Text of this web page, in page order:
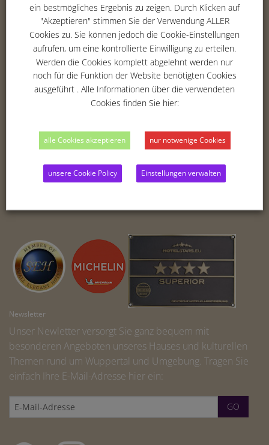
Erich-Hoepner-Ring 5
42369 Wuppertal
Tel. :02 02 - 283 354 -00
Fax : 02 02 - 283 354 -01
Email :info@parkvilla-wuppertal.de
THE HOTEL
RELAX & RECREATION
Newsletter
Unser Newletter versorgt Sie ganz bequem mit
besonderen Angeboten unseres Hauses und kulturellen
Themen rund um Wuppertal und Umgebung. Tragen Sie
einfach Ihre E-Mail-Adresse hier ein:
ein bestmögliches Ergebnis zu zeigen. Durch Klicken auf
"Akzeptieren" stimmen Sie der Verwendung ALLER
Cookies zu. Sie können jedoch die Cookie-Einstellungen
aufrufen, um eine kontrollierte Einwilligung zu erteilen.
Werden die Cookies komplett abgelehnt werden nur
noch für die Funktion der Website benötigten Cookies
ausgeführt . Alle Informationen über die verwendeten
Cookies finden Sie hier:
alle Cookies akzeptieren nur notwenige Cookies
unsere Cookie Policy Einstellungen verwalten